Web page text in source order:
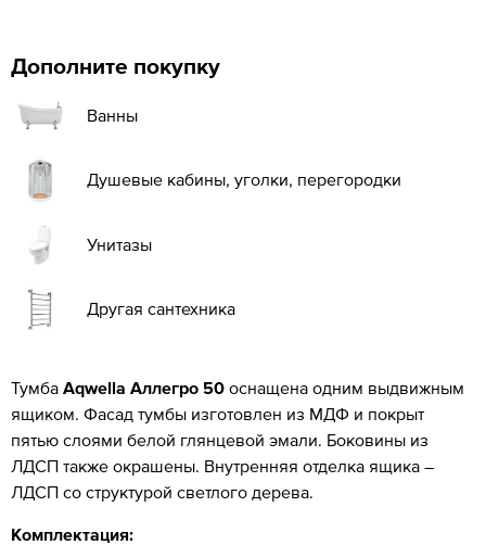
Дополните покупку
Ванны
Душевые кабины, уголки, перегородки
Унитазы
Другая сантехника
Тумба Aqwella Аллегро 50 оснащена одним выдвижным
ящиком. Фасад тумбы изготовлен из МДФ и покрыт
пятью слоями белой глянцевой эмали. Боковины из
ЛДСП также окрашены. Внутренняя отделка ящика –
ЛДСП со структурой светлого дерева.
Комплектация: